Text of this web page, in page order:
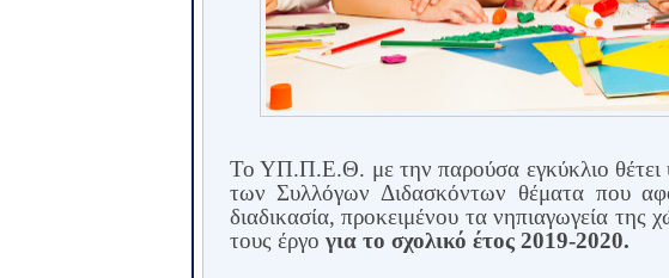
Το ΥΠ.Π.Ε.Θ. με την παρούσα εγκύκλιο θέτει
των Συλλόγων Διδασκόντων θέματα που
διαδικασία, προκειμένου τα νηπιαγωγεία της
τους έργο για το σχολικό έτος 2019-2020.